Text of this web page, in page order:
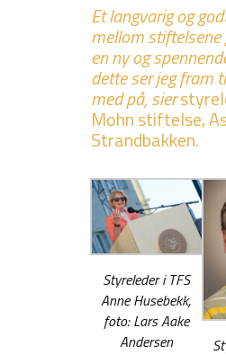
Et langvarig og
mellom stiftelsene
en ny og
dette ser jeg fram
med på, sier
Mohn stiftelse,
Strandbakken.
Styreleder i TFS
Anne Husebekk,
foto: Lars Aake
Andersen